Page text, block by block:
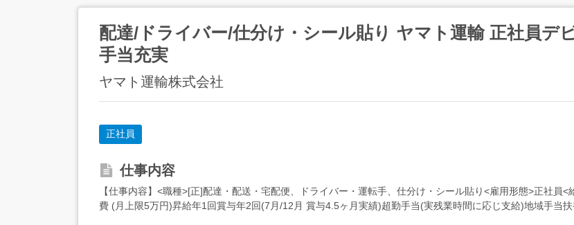
配達/ドライバー/仕分け・シール貼り ヤマト運輸 正社員デ
手当充実
ヤマト運輸株式会社
正社員
仕事内容
【仕事内容】<職種>[正]配達・配送・宅配便、ドライバー・運転手、仕分け・シール貼り<雇用形態>正社員
費 (月上限5万円)昇給年1回賞与年2回(7月/12月 賞与4.5ヶ月実績)超勤手当(実残業時間に応じ支給)地域手当